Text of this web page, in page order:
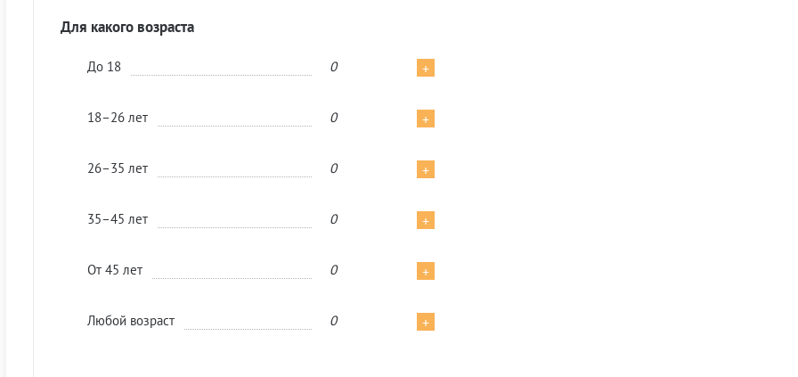
Для какого возраста
До 18 0 +
18–26 лет 0 +
26–35 лет 0 +
35–45 лет 0 +
От 45 лет 0 +
Любой возраст 0 +